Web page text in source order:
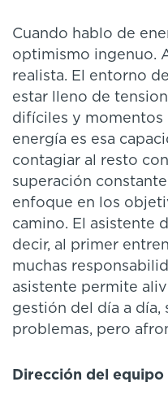
Cuando hablo de
optimismo ingenuo.
realista. El entorno
estar lleno de
difíciles y momentos
energía es esa
contagiar al resto
superación
enfoque en los
camino. El asistente
decir, al primer
muchas
asistente permite
gestión del día a día,
problemas, pero
Dirección del